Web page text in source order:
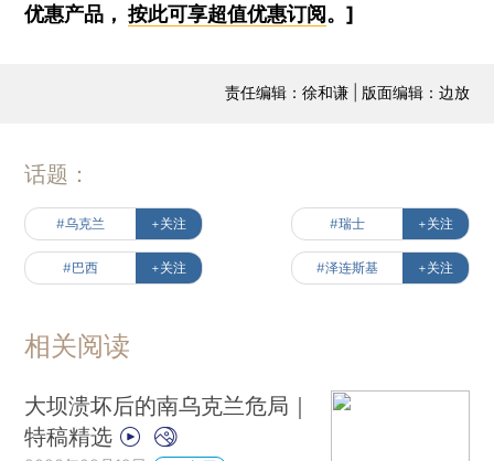
优惠产品，按此可享超值优惠订阅 。]
责任编辑：徐和谦 | 版面编辑：边放
话题：
#乌克兰 +关注 #瑞士 +关注
#巴西 +关注 #泽连斯基 +关注
相关阅读
大坝溃坏后的南乌克兰危局｜
特稿精选